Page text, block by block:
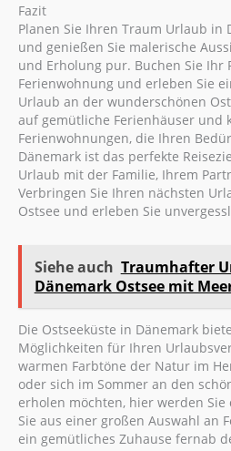
Fazit
Planen Sie Ihren Traum Urlaub in
und genießen Sie malerische
und Erholung pur. Buchen Sie Ihr
Ferienwohnung und erleben Sie
Urlaub an der wunderschönen
auf gemütliche Ferienhäuser und
Ferienwohnungen, die Ihren
Dänemark ist das perfekte
Urlaub mit der Familie, Ihrem
Verbringen Sie Ihren nächsten
Ostsee und erleben Sie
Siehe auch Traumhafter
Dänemark Ostsee mit
Die Ostseeküste in Dänemark
Möglichkeiten für Ihren
warmen Farbtöne der Natur im
oder sich im Sommer an den
erholen möchten, hier werden
Sie aus einer großen Auswahl an
ein gemütliches Zuhause fernab